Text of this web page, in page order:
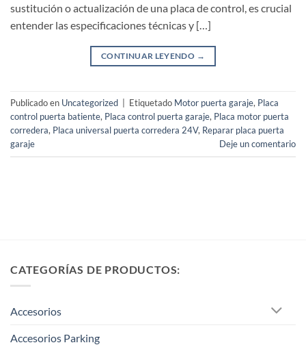
sustitución o actualización de una placa de control, es crucial
entender las especificaciones técnicas y […]
CONTINUAR LEYENDO →
Publicado en Uncategorized Etiquetado Motor puerta garaje, Placa
control puerta batiente, Placa control puerta garaje, Placa motor puerta
corredera, Placa universal puerta corredera 24V, Reparar placa puerta
garaje
Deje un comentario
CATEGORÍAS DE PRODUCTOS:
Accesorios
Accesorios Parking